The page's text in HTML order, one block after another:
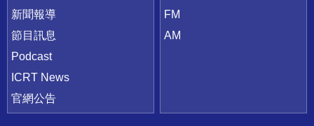
新聞報導
節目訊息
Podcast
ICRT News
官網公告
FM
AM